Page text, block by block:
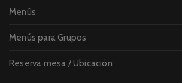
Menús
Menús para Grupos
Reserva mesa / Ubicación